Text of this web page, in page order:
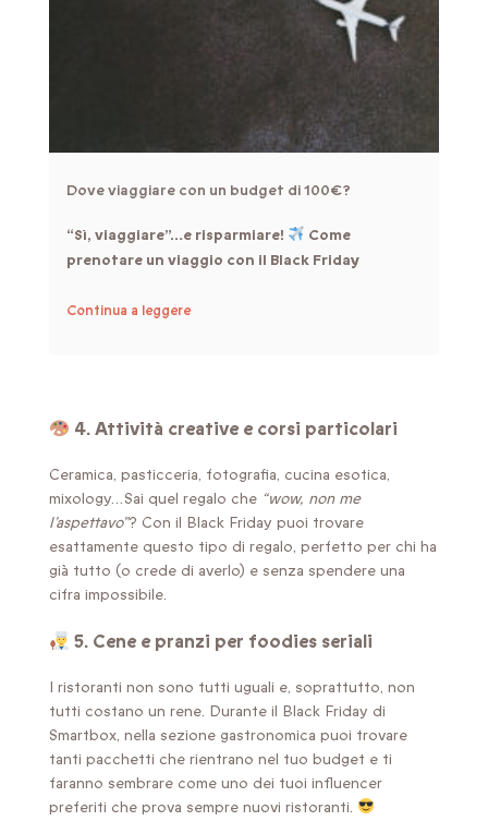
Dove viaggiare con un budget di 100€?
“Sì, viaggiare”…e risparmiare!
Come
prenotare un viaggio con il Black Friday
Continua a leggere
4. Attività creative e corsi particolari
Ceramica, pasticceria, fotografia, cucina esotica,
mixology…Sai quel regalo che “wow, non me
l’aspettavo”? Con il Black Friday puoi trovare
esattamente questo tipo di regalo, perfetto per chi ha
già tutto (o crede di averlo) e senza spendere una
cifra impossibile.
5. Cene e pranzi per foodies seriali
I ristoranti non sono tutti uguali e, soprattutto, non
tutti costano un rene. Durante il Black Friday di
Smartbox, nella sezione gastronomica puoi trovare
tanti pacchetti che rientrano nel tuo budget e ti
faranno sembrare come uno dei tuoi influencer
preferiti che prova sempre nuovi ristoranti.